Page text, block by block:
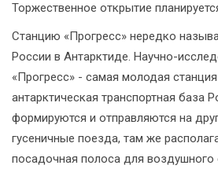
Торжественное открытие
Станцию «Прогресс» нередко
России в Антарктиде. Научно-
«Прогресс» - самая молодая станция
антарктическая транспортная база
формируются и отправляются на
гусеничные поезда, там же
посадочная полоса для